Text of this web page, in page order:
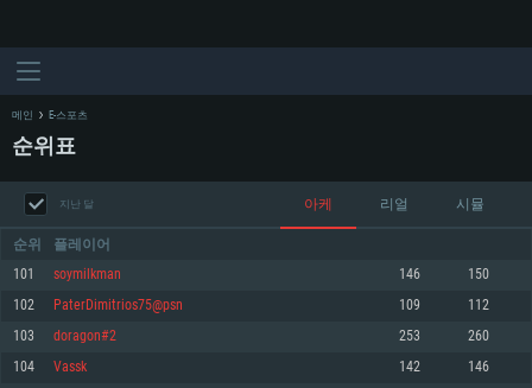
메인 E-스포츠
순위표
지난 달 아케 리얼 시뮬
순위 플레이어
101 soymilkman 146 150
102 PaterDimitrios75@psn 109 112
103 doragon#2 253 260
104 Vassk 142 146